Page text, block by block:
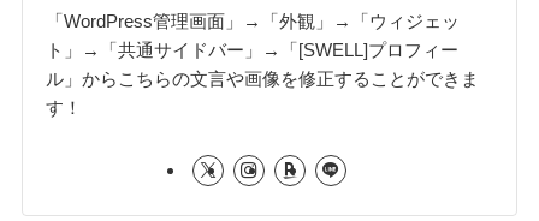
「WordPress管理画面」→「外観」→「ウィジェッ
ト」→「共通サイドバー」→「[SWELL]プロフィー
ル」からこちらの文言や画像を修正することができま
す！